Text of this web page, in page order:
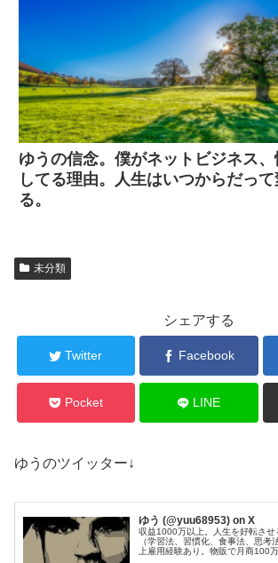
ゆうの信念。僕がネットビジネス
してる理由。人生はいつからだっ
る。
未分類
シェアする
Twitter Facebook
Pocket LINE
ゆうのツイッター↓
ゆう (@yuu68953) on X
収益1000万以上。人生を好転させ
（学習法、習慣化、食事法、思考
上雇用経験あり。物販で月商100